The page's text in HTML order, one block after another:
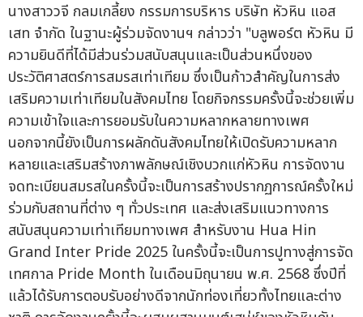
นางสาววจี กลมเกลี้ยง กรรมการบริหาร บริษัท หัวหิน แอส
เสท จำกัด ในฐานะผู้ร่วมจัดงานฯ กล่าวว่า "บลูพอร์ต หัวหิน มี
ความยินดีที่ได้มีส่วนร่วมสนับสนุนและเป็นส่วนหนึ่งของ
ประวัติศาสตร์การสมรสเท่าเทียม ซึ่งเป็นก้าวสำคัญในการส่ง
เสริมความเท่าเทียมในสังคมไทย โดยกิจกรรมครั้งนี้จะช่วยเพิ่ม
ความเข้าใจและการยอมรับในความหลากหลายทางเพศ
นอกจากนี้ยังเป็นการผลักดันสังคมไทยให้เปิดรับความหลาก
หลายและเสริมสร้างภาพลักษณ์เชิงบวกแก่หัวหิน การจัดงาน
จดทะเบียนสมรสในครั้งนี้จะเป็นการสร้างปรากฏการณ์ครั้งใหม่
ร่วมกับสถานที่ต่าง ๆ ทั่วประเทศ และส่งเสริมแนวทางการ
สนับสนุนความเท่าเทียมทางเพศ สำหรับงาน Hua Hin
Grand Inter Pride 2025 ในครั้งนี้จะเป็นการปูทางสู่การจัด
เทศกาล Pride Month ในเดือนมิถุนายน พ.ศ. 2568 ซึ่งปีที่
แล้วได้รับการตอบรับอย่างดีจากนักท่องเที่ยวทั้งไทยและต่าง